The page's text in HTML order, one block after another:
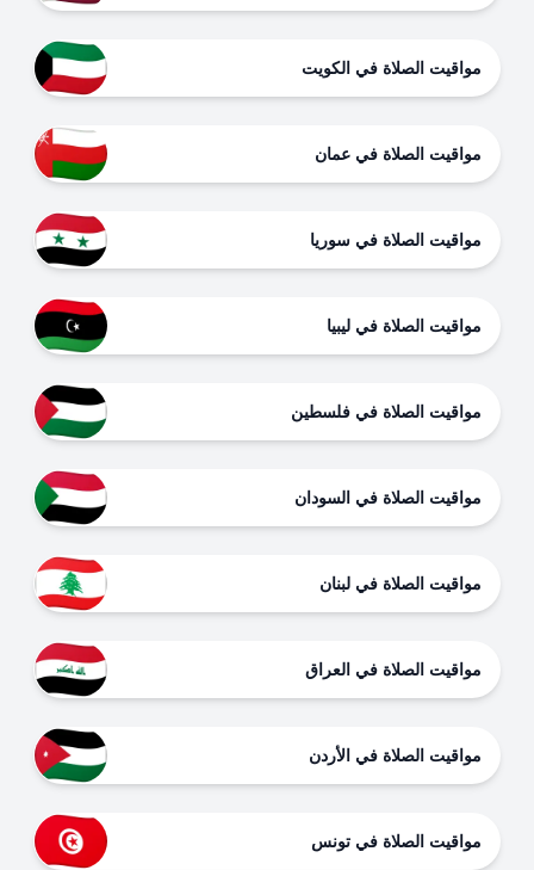
مواقيت الصلاة في الكويت
مواقيت الصلاة في عمان
مواقيت الصلاة في سوريا
مواقيت الصلاة في ليبيا
مواقيت الصلاة في فلسطين
مواقيت الصلاة في السودان
مواقيت الصلاة في لبنان
مواقيت الصلاة في العراق
مواقيت الصلاة في الأردن
مواقيت الصلاة في تونس